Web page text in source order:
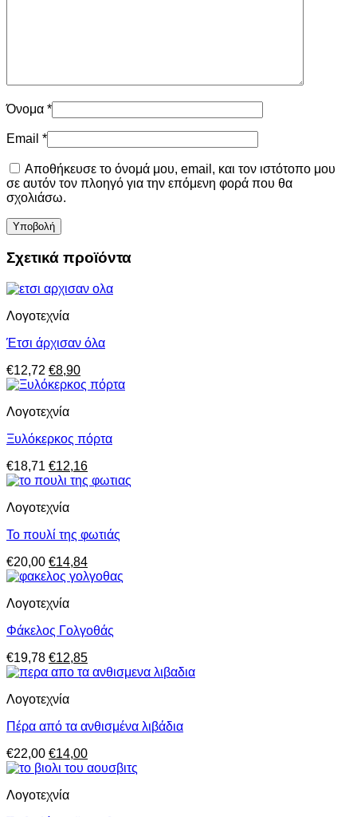
Όνομα *
Email *
Αποθήκευσε το όνομά μου, email, και τον ιστότοπο μου
σε αυτόν τον πλοηγό για την επόμενη φορά που θα
σχολιάσω.
Σχετικά προϊόντα
Λογοτεχνία
Έτσι άρχισαν όλα
€12,72 Original
price
€12,72.
€8,90Η
τρέχουσα
Λογοτεχνία
Ξυλόκερκος πόρτα
€18,71 Original
price
€18,71.
€12,16Η
τρέχουσα
Λογοτεχνία
Το πουλί της φωτιάς
€20,00 Original
price
€20,00.
€14,84Η
τρέχουσα
Λογοτεχνία
Φάκελος Γολγοθάς
€19,78 Original
price
€19,78.
€12,85Η
τρέχουσα
Λογοτεχνία
Πέρα από τα ανθισμένα λιβάδια
€22,00 Original
price
€22,00.
€14,00Η
τρέχουσα
Λογοτεχνία